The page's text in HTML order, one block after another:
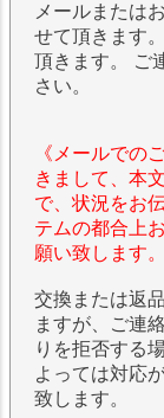
メールまたは
せて頂きます
頂きます。 ご
さい。
《メールでの
きまして、本
で、状況をお
テムの都合上
願い致します。
交換または返
ますが、ご連
りを拒否する
よっては対応
致します。